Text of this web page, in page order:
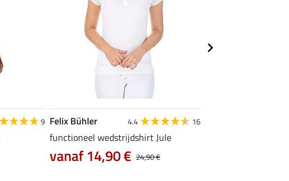
9 Felix Bühler 4.4 16
functioneel wedstrijdshirt Jule
24,90 €
vanaf 14,90 €